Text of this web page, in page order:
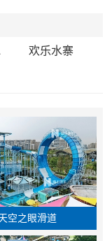
欢乐水寨
空之眼滑道